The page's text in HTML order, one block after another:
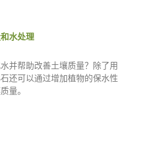
水处理
并帮助改善土壤质量？除了用
还可以通过增加植物的保水性
量。